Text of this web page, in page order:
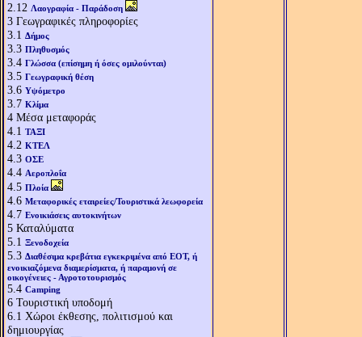
2.12 Λαογραφία - Παράδοση
3 Γεωγραφικές πληροφορίες
3.1 Δήμος
3.3 Πληθυσμός
3.4 Γλώσσα (επίσημη ή όσες ομιλούνται)
3.5 Γεωγραφική θέση
3.6 Υψόμετρο
3.7 Κλίμα
4 Μέσα μεταφοράς
4.1 ΤΑΞΙ
4.2 ΚΤΕΛ
4.3 ΟΣΕ
4.4 Αεροπλοΐα
4.5 Πλοία
4.6 Μεταφορικές εταιρείες/Τουριστικά λεωφορεία
4.7 Ενοικιάσεις αυτοκινήτων
5 Καταλύματα
5.1 Ξενοδοχεία
5.3 Διαθέσιμα κρεβάτια εγκεκριμένα από ΕΟΤ, ή
ενοικιαζόμενα διαμερίσματα, ή παραμονή σε
οικογένειες - Αγροτοτουρισμός
5.4 Camping
6 Τουριστική υποδομή
6.1 Χώροι έκθεσης, πολιτισμού και
δημιουργίας